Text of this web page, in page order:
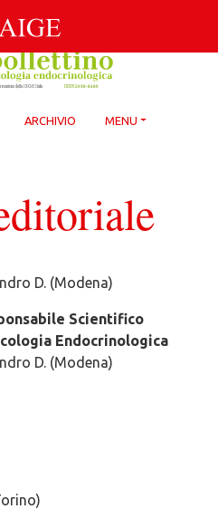
ARCHIVIO MENU
D. (Modena)
Scientifico
Endocrinologica
D. (Modena)